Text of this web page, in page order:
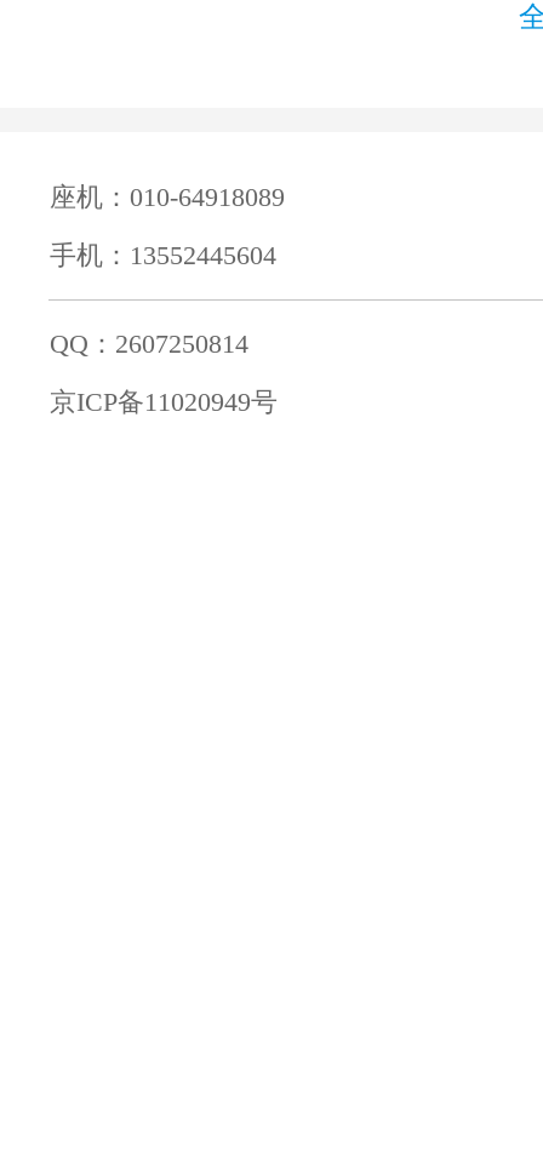
座机：010-64918089
手机：13552445604
QQ：2607250814
京ICP备11020949号